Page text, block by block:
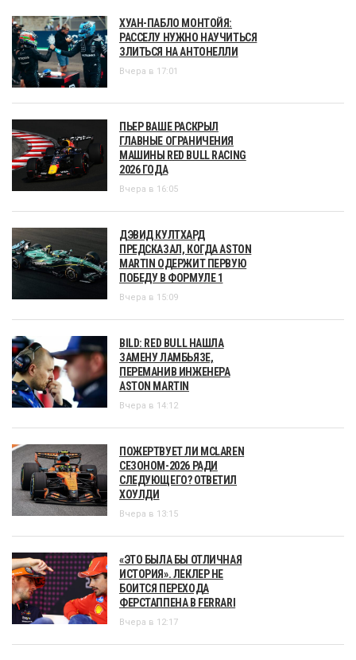
ХУАН-ПАБЛО МОНТОЙЯ:
РАССЕЛУ НУЖНО НАУЧИТЬСЯ
ЗЛИТЬСЯ НА АНТОНЕЛЛИ
Вчера в 17:01
ПЬЕР ВАШЕ РАСКРЫЛ
ГЛАВНЫЕ ОГРАНИЧЕНИЯ
МАШИНЫ RED BULL RACING
2026 ГОДА
Вчера в 16:05
ДЭВИД КУЛТХАРД
ПРЕДСКАЗАЛ, КОГДА ASTON
MARTIN ОДЕРЖИТ ПЕРВУЮ
ПОБЕДУ В ФОРМУЛЕ 1
Вчера в 15:09
BILD: RED BULL НАШЛА
ЗАМЕНУ ЛАМБЬЯЗЕ,
ПЕРЕМАНИВ ИНЖЕНЕРА
ASTON MARTIN
Вчера в 14:12
ПОЖЕРТВУЕТ ЛИ MCLAREN
СЕЗОНОМ-2026 РАДИ
СЛЕДУЮЩЕГО? ОТВЕТИЛ
ХОУЛДИ
Вчера в 13:15
«ЭТО БЫЛА БЫ ОТЛИЧНАЯ
ИСТОРИЯ». ЛЕКЛЕР НЕ
БОИТСЯ ПЕРЕХОДА
ФЕРСТАППЕНА В FERRARI
Вчера в 12:17